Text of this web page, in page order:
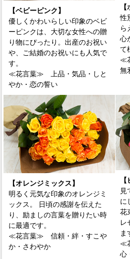
【ベビーピンク】
優しくかわいらしい印象のベビ
ーピンクは、大切な女性への贈
り物にぴったり。出産のお祝い
や、ご結婚のお祝いにも人気で
す。
≪花言葉≫
上品・気品・しと
やか・恋の誓い
性
ら
心
て
≪
無
【オレンジミックス】
明るく元気な印象のオレンジミ
ックス。 日頃の感謝を伝えた
り、励ましの言葉を贈りたい時
に最適です。
≪花言葉≫
信頼・絆・すこや
か・さわやか
見
に
花
レ
ま
≪
心